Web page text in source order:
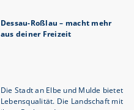
Dessau-Roßlau – macht mehr
aus deiner Freizeit
Die Stadt an Elbe und Mulde bietet
Lebensqualität. Die Landschaft mit